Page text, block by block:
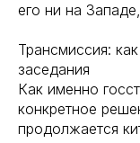
его ни на
Трансмиссия:
заседания
Как именно
конкретное
продолжается